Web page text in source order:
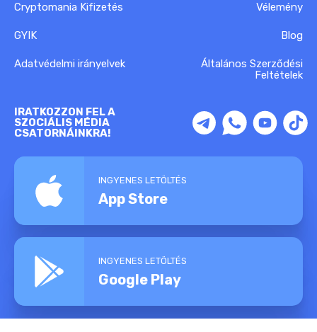
Cryptomania Kifizetés Vélemény
GYIK Blog
Adatvédelmi irányelvek
Általános Szerződési
Feltételek
IRATKOZZON FEL A
SZOCIÁLIS MÉDIA
CSATORNÁINKRA!
INGYENES LETÖLTÉS
App Store
INGYENES LETÖLTÉS
Google Play